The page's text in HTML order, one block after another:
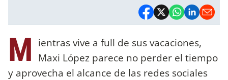
M ientras vive a full de sus vacaciones,
Maxi López parece no perder el tiempo
y aprovecha el alcance de las redes sociales